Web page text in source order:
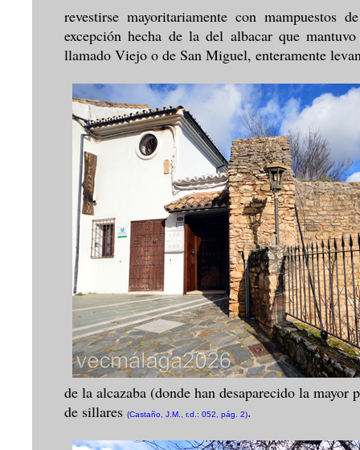
revestirse mayoritariamente con mampuestos
excepción hecha de la del albacar que
llamado Viejo o de San Miguel, enteramente
de la alcazaba (donde han desaparecido la
de sillares (Castaño, J.M., r.d.: 052, pág. 2).